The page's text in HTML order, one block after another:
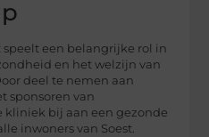
speelt een belangrijke rol in
en het welzijn van
deel te nemen aan
sponsoren van
kliniek bij aan een gezonde
inwoners van Soest.